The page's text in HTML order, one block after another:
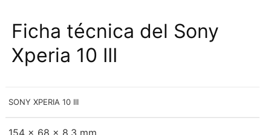
Ficha técnica del Sony
Xperia 10 III
SONY XPERIA 10 III